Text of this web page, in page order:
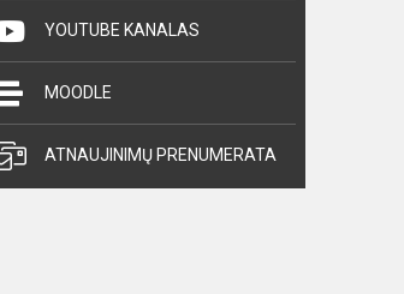
YOUTUBE KANALAS
MOODLE
ATNAUJINIMŲ PRENUMERATA